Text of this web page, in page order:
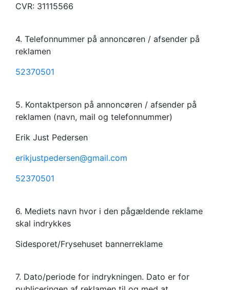
CVR: 31115566
4. Telefonnummer på annoncøren / afsender på
reklamen
52370501
5. Kontaktperson på annoncøren / afsender på
reklamen (navn, mail og telefonnummer)
Erik Just Pedersen
erikjustpedersen@gmail.com
52370501
6. Mediets navn hvor i den pågældende reklame
skal indrykkes
Sidesporet/Frysehuset bannerreklame
7. Dato/periode for indrykningen. Dato er for